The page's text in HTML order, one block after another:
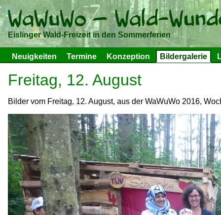
Eislinger Wald-Freizeit in den Sommerferien
Neuigkeiten Termine Konzeption Bildergalerie
Freitag, 12. August
Bilder vom Freitag, 12. August, aus der WaWuWo 2016,